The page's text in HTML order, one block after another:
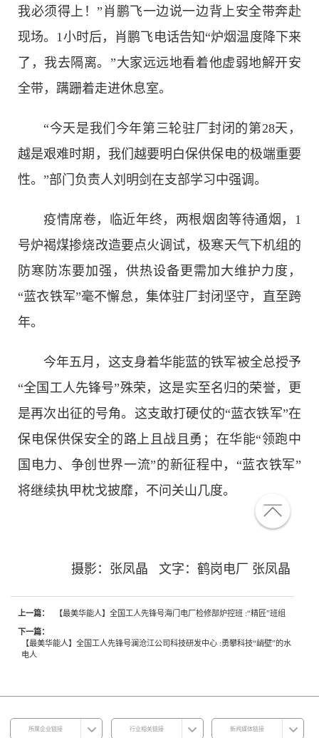
我必须得上！”肖鹏飞一边说一边背上安全带奔赴
现场。1小时后，肖鹏飞电话告知“炉烟温度降下来
了，我去隔离。”大家远远地看着他虚弱地解开安
全带，蹒跚着走进休息室。
“今天是我们今年第三轮驻厂封闭的第28天，
越是艰难时期，我们越要明白保供保电的极端重要
性。”部门负责人刘明剑在支部学习中强调。
疫情席卷，临近年终，两根烟囱等待通烟，1
号炉褐煤掺烧改造要点火调试，极寒天气下机组的
防寒防冻要加强，供热设备更需加大维护力度，
“蓝衣铁军”毫不懈怠，集体驻厂封闭坚守，直至跨
年。
今年五月，这支身着华能蓝的铁军被全总授予
“全国工人先锋号”殊荣，这是实至名归的荣誉，更
是再次出征的号角。这支敢打硬仗的“蓝衣铁军”在
保电保供保安全的路上且战且勇；在华能“领跑中
国电力、争创世界一流”的新征程中，“蓝衣铁军”
将继续执甲枕戈披靡，不问关山几度。
文字：鹤岗电厂 张凤晶
摄影：张凤晶
上一篇： 【最美华能人】全国工人先锋号海门电厂检修部炉控班 :“精匠”班组
下一篇：
【最美华能人】全国工人先锋号澜沧江公司科技研发中心 :勇攀科技“峭壁”的水
电人
所属企业链接 行业相关链接 新闻媒体链接